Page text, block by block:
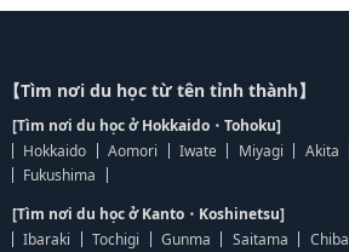
【Tìm nơi du học từ tên tỉnh thành】
[Tìm nơi du học ở Hokkaido・Tohoku]
Hokkaido
Aomori Iwate Miyagi Akita
Fukushima
[Tìm nơi du học ở Kanto・Koshinetsu]
Ibaraki
Tochigi Gunma Saitama Chiba